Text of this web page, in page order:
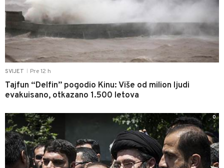
SVIJET Pre 12 h
Tajfun “Delfin” pogodio Kinu: Više od milion ljudi
evakuisano, otkazano 1.500 letova
0